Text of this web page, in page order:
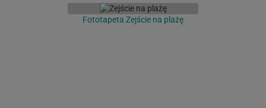
Fototapeta Zejście na plażę